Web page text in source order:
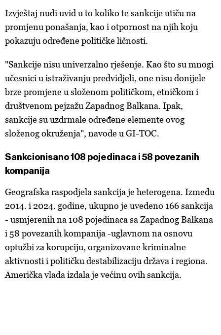
Izvještaj nudi uvid u to koliko te sankcije utiču na
promjenu ponašanja, kao i otpornost na njih koju
pokazuju određene političke ličnosti.
"Sankcije nisu univerzalno rješenje. Kao što su mnogi
učesnici u istraživanju predvidjeli, one nisu donijele
brze promjene u složenom političkom, etničkom i
društvenom pejzažu Zapadnog Balkana. Ipak,
sankcije su uzdrmale određene elemente ovog
složenog okruženja", navode u GI-TOC.
Sankcionisano 108 pojedinaca i 58 povezanih
kompanija
Geografska raspodjela sankcija je heterogena. Između
2014. i 2024. godine, ukupno je uvedeno 166 sankcija
- usmjerenih na 108 pojedinaca sa Zapadnog Balkana
i 58 povezanih kompanija -uglavnom na osnovu
optužbi za korupciju, organizovane kriminalne
aktivnosti i političku destabilizaciju država i regiona.
Američka vlada izdala je većinu ovih sankcija.